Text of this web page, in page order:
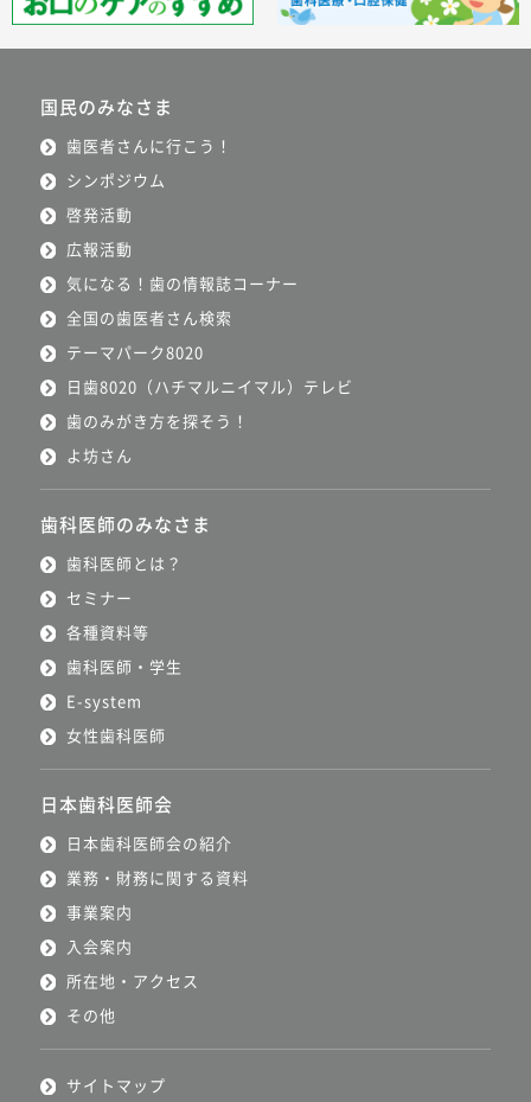
国民のみなさま
歯医者さんに行こう！
シンポジウム
啓発活動
広報活動
気になる！歯の情報誌コーナー
全国の歯医者さん検索
テーマパーク8020
日歯8020（ハチマルニイマル）テレビ
歯のみがき方を探そう！
よ坊さん
歯科医師のみなさま
歯科医師とは？
セミナー
各種資料等
歯科医師・学生
E-system
女性歯科医師
日本歯科医師会
日本歯科医師会の紹介
業務・財務に関する資料
事業案内
入会案内
所在地・アクセス
その他
サイトマップ